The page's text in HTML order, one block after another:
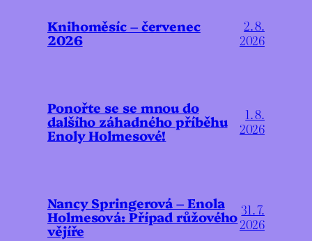
Knihoměsíc – červenec
2026
2. 8.
2026
Ponořte se se mnou do
dalšího záhadného příběhu
Enoly Holmesové!
1. 8.
2026
Nancy Springerová – Enola
Holmesová: Případ růžového
vějíře
31. 7.
2026